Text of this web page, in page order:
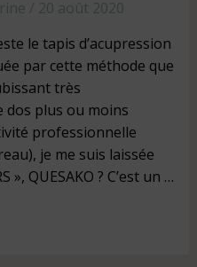
/ 20 août 2020
le tapis d’acupression
par cette méthode que
très
dos plus ou moins
professionnelle
je me suis laissée
», QUESAKO ? C’est un …